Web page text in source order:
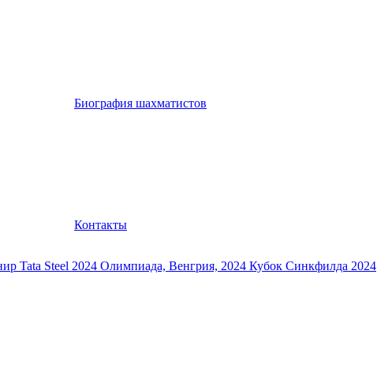
Биография шахматистов
Контакты
Tata Steel 2024 Олимпиада, Венгрия, 2024 Кубок Синкфилда 2024